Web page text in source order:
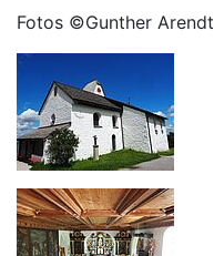
Fotos ©Gunther Arendt